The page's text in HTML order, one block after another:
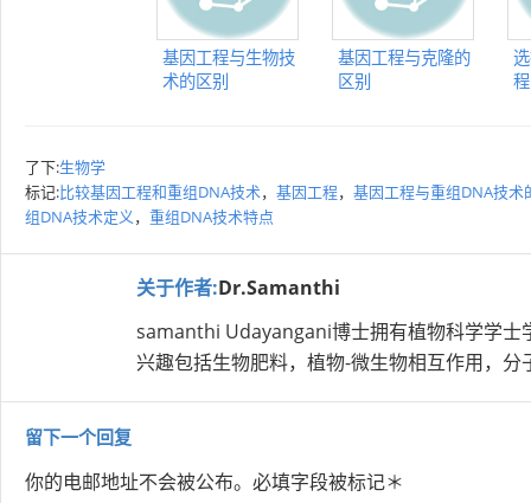
基因工程与生物技
术的区别
基因工程与克隆的
区别
了下:生物学
标记:比较基因工程和重组DNA技术， 基因工程， 基因工程与重组DNA技术
组DNA技术定义， 重组DNA技术特点
关于作者:Dr.Samanthi
samanthi Udayangani博士拥有植物科学学士
兴趣包括生物肥料，植物-微生物相互作用，
留下一个回复
你的电邮地址不会被公布。 必填字段被标记＊